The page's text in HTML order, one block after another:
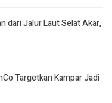
dari Jalur Laut Selat Akar,
Targetkan Kampar Jadi